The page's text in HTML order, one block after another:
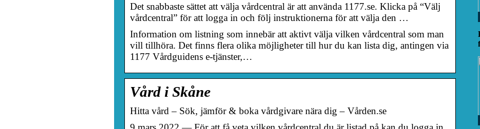
Det snabbaste sättet att välja vårdcentral är att använda 1177.se. Klicka på “Välj
vårdcentral” för att logga in och följ instruktionerna för att välja den …
Information om listning som innebär att aktivt välja vilken vårdcentral som man
vill tillhöra. Det finns flera olika möjligheter till hur du kan lista dig, antingen via
1177 Vårdguidens e-tjänster,…
Vård i Skåne
Hitta vård – Sök, jämför & boka vårdgivare nära dig – Vården.se